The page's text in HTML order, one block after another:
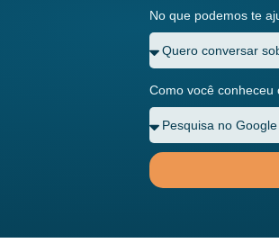
No que podemos te
Como você conheceu